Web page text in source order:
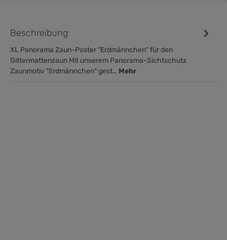
Beschreibung
XL Panorama Zaun-Poster "Erdmännchen" für den
Gittermattenzaun Mit unserem Panorama-Sichtschutz
Zaunmotiv "Erdmännchen" gest… Mehr